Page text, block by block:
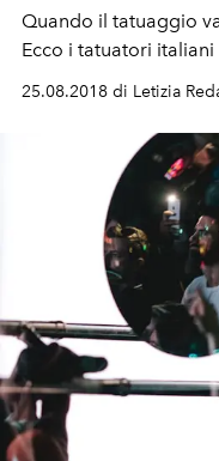
Quando il tatuaggio
Ecco i tatuatori
25.08.2018 di Letizia